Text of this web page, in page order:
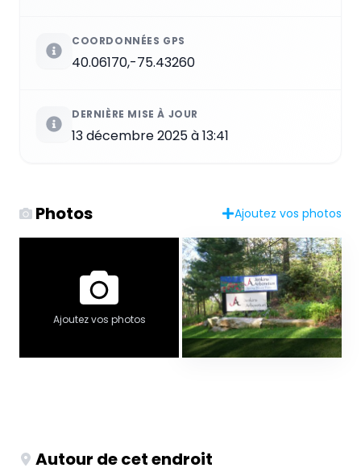
COORDONNÉES GPS
40.06170,-75.43260
DERNIÈRE MISE À JOUR
13 décembre 2025 à 13:41
Photos Ajoutez vos photos
Ajoutez vos photos
Autour de cet endroit